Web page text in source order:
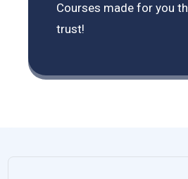
Courses made for you
trust!